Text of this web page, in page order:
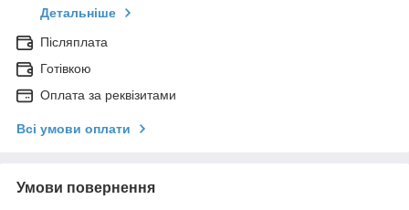
Детальніше
Післяплата
Готівкою
Оплата за реквізитами
Всі умови оплати
Умови повернення